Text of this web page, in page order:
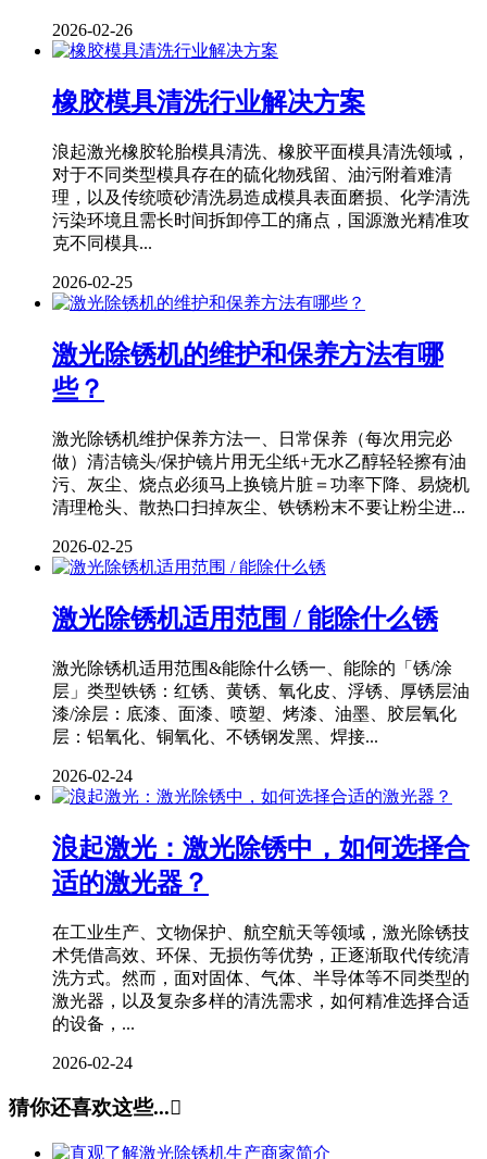
2026-02-26
橡胶模具清洗行业解决方案
浪起激光橡胶轮胎模具清洗、橡胶平面模具清洗领域，
对于不同类型模具存在的硫化物残留、油污附着难清
理，以及传统喷砂清洗易造成模具表面磨损、化学清洗
污染环境且需长时间拆卸停工的痛点，国源激光精准攻
克不同模具...
2026-02-25
激光除锈机的维护和保养方法有哪
些？
激光除锈机维护保养方法一、日常保养（每次用完必
做）清洁镜头/保护镜片用无尘纸+无水乙醇轻轻擦有油
污、灰尘、烧点必须马上换镜片脏＝功率下降、易烧机
清理枪头、散热口扫掉灰尘、铁锈粉末不要让粉尘进...
2026-02-25
激光除锈机适用范围 / 能除什么锈
激光除锈机适用范围&能除什么锈一、能除的「锈/涂
层」类型铁锈：红锈、黄锈、氧化皮、浮锈、厚锈层油
漆/涂层：底漆、面漆、喷塑、烤漆、油墨、胶层氧化
层：铝氧化、铜氧化、不锈钢发黑、焊接...
2026-02-24
浪起激光：激光除锈中，如何选择合
适的激光器？
在工业生产、文物保护、航空航天等领域，激光除锈技
术凭借高效、环保、无损伤等优势，正逐渐取代传统清
洗方式。然而，面对固体、气体、半导体等不同类型的
激光器，以及复杂多样的清洗需求，如何精准选择合适
的设备，...
2026-02-24
猜你还喜欢这些...